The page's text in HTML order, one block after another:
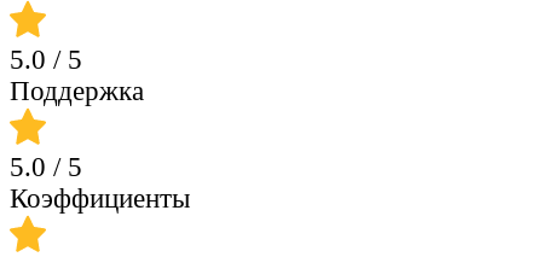
5.0 / 5
Поддержка
5.0 / 5
Коэффициенты